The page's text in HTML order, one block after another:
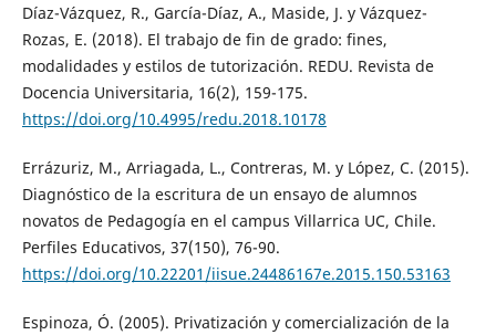
Díaz-Vázquez, R., García-Díaz, A., Maside, J. y Vázquez-
Rozas, E. (2018). El trabajo de fin de grado: fines,
modalidades y estilos de tutorización. REDU. Revista de
Docencia Universitaria, 16(2), 159-175.
https://doi.org/10.4995/redu.2018.10178
Errázuriz, M., Arriagada, L., Contreras, M. y López, C. (2015).
Diagnóstico de la escritura de un ensayo de alumnos
novatos de Pedagogía en el campus Villarrica UC, Chile.
Perfiles Educativos, 37(150), 76-90.
https://doi.org/10.22201/iisue.24486167e.2015.150.53163
Espinoza, Ó. (2005). Privatización y comercialización de la